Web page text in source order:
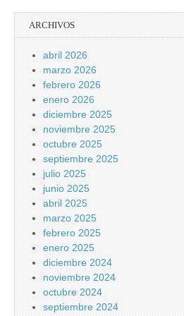
ARCHIVOS
abril 2026
marzo 2026
febrero 2026
enero 2026
diciembre 2025
noviembre 2025
octubre 2025
septiembre 2025
julio 2025
junio 2025
abril 2025
marzo 2025
febrero 2025
enero 2025
diciembre 2024
noviembre 2024
octubre 2024
septiembre 2024